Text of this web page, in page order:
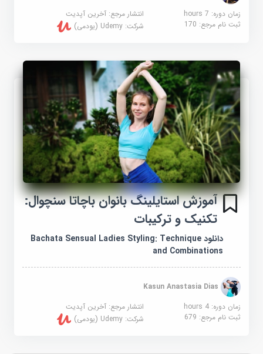
زمان دوره: 7 hours
انتشار مرجع:آخرین آپدیت
ثبت نام مرجع:170 شرکت:Udemy (یودمی)
آموزش استایلینگ بانوان باچاتا سنچوال:
تکنیک و ترکیبات
دانلود Bachata Sensual Ladies Styling: Technique
and Combinations
Kasun Anastasia Dias
زمان دوره: 4 hours
انتشار مرجع:آخرین آپدیت
ثبت نام مرجع:679 شرکت:Udemy (یودمی)